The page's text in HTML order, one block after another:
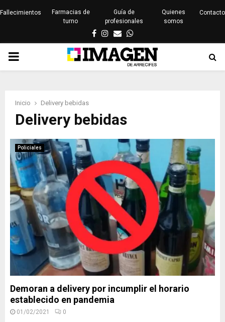
Fallecimientos
Farmacias de
turno
Guía de
profesionales
Quienes
somos
Contacto
Facebook
Instagram
EmailWhatsapp
PRIMARY
Inicio Delivery bebidas
Delivery bebidas
Policiales
Demoran a delivery por incumplir el horario
establecido en pandemia
01/02/2021 0